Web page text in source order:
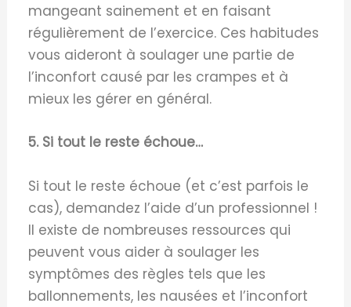
mangeant sainement et en faisant
régulièrement de l’exercice. Ces habitudes
vous aideront à soulager une partie de
l’inconfort causé par les crampes et à
mieux les gérer en général.
5. Si tout le reste échoue…
Si tout le reste échoue (et c’est parfois le
cas), demandez l’aide d’un professionnel !
Il existe de nombreuses ressources qui
peuvent vous aider à soulager les
symptômes des règles tels que les
ballonnements, les nausées et l’inconfort